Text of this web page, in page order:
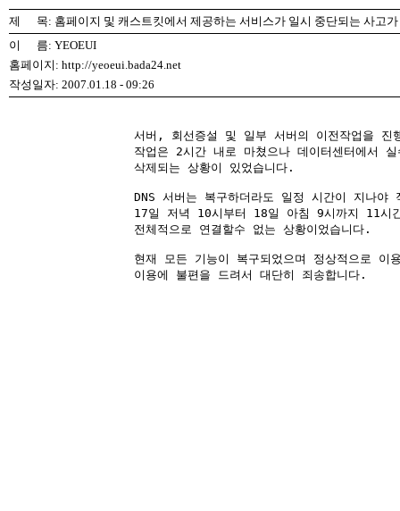
제 목: 홈페이지 및 캐스트킷에서 제공하는 서비스가 일시 중단되는 사고가
이 름: YEOEUI
홈페이지: http://yeoeui.bada24.net
작성일자: 2007.01.18 - 09:26
서버, 회선증설 및 일부 서버의 이전작업을 진
작업은 2시간 내로 마쳤으나 데이터센터에서
삭제되는 상황이 있었습니다.
DNS 서버는 복구하더라도 일정 시간이 지나야
17일 저녁 10시부터 18일 아침 9시까지 11시
전체적으로 연결할수 없는 상황이었습니다.
현재 모든 기능이 복구되었으며 정상적으로 이
이용에 불편을 드려서 대단히 죄송합니다.